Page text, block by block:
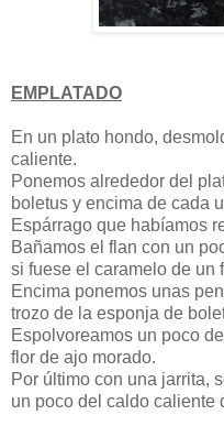
EMPLATADO
En un plato hondo,
caliente.
Ponemos alrededor del
boletus y encima de cada
Espárrago que habíamos
Bañamos el flan con un
si fuese el caramelo de un
Encima ponemos unas
trozo de la esponja de
Espolvoreamos un poco
flor de ajo morado.
Por último con una jarrita,
un poco del caldo caliente